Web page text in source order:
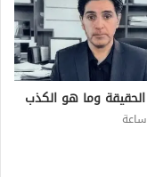
وما هو الكذب